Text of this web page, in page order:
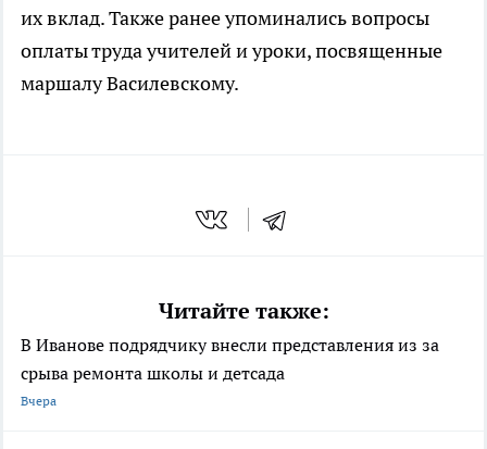
их вклад. Также ранее упоминались вопросы
оплаты труда учителей и уроки, посвященные
маршалу Василевскому.
Читайте также:
В Иванове подрядчику внесли представления из за
срыва ремонта школы и детсада
Вчера